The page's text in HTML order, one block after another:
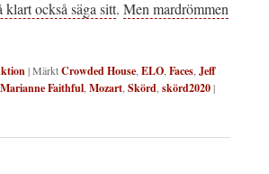
klart också säga sitt. Men mardrömmen
|MärktCrowded House ELO Faces Jeff
Marianne Faithful Mozart Skörd skörd2020|